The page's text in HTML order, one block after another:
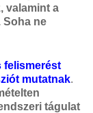
valamint a
Soha ne
felismerést
mutatnak.
tágulat